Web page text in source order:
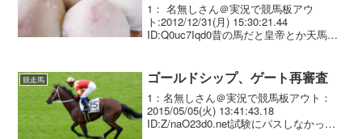
1： 名無しさん＠実況で競馬板アウ
ト:2012/12/31(月) 15:30:21.44
ID:Q0uc7Iqd0昔の馬だと皇帝とか天馬み
らい個性あれば何かつきそう...
競走馬 ゴールドシップ、ゲート再審査
1：名無しさん＠実況で競馬板アウト：
2015/05/05(火) 13:41:43.18
ID:Z/naO23d0.net試験にパスしなかった